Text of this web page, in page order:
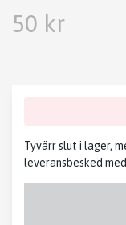
50 kr
Tyvärr slut i lager,
leveransbesked